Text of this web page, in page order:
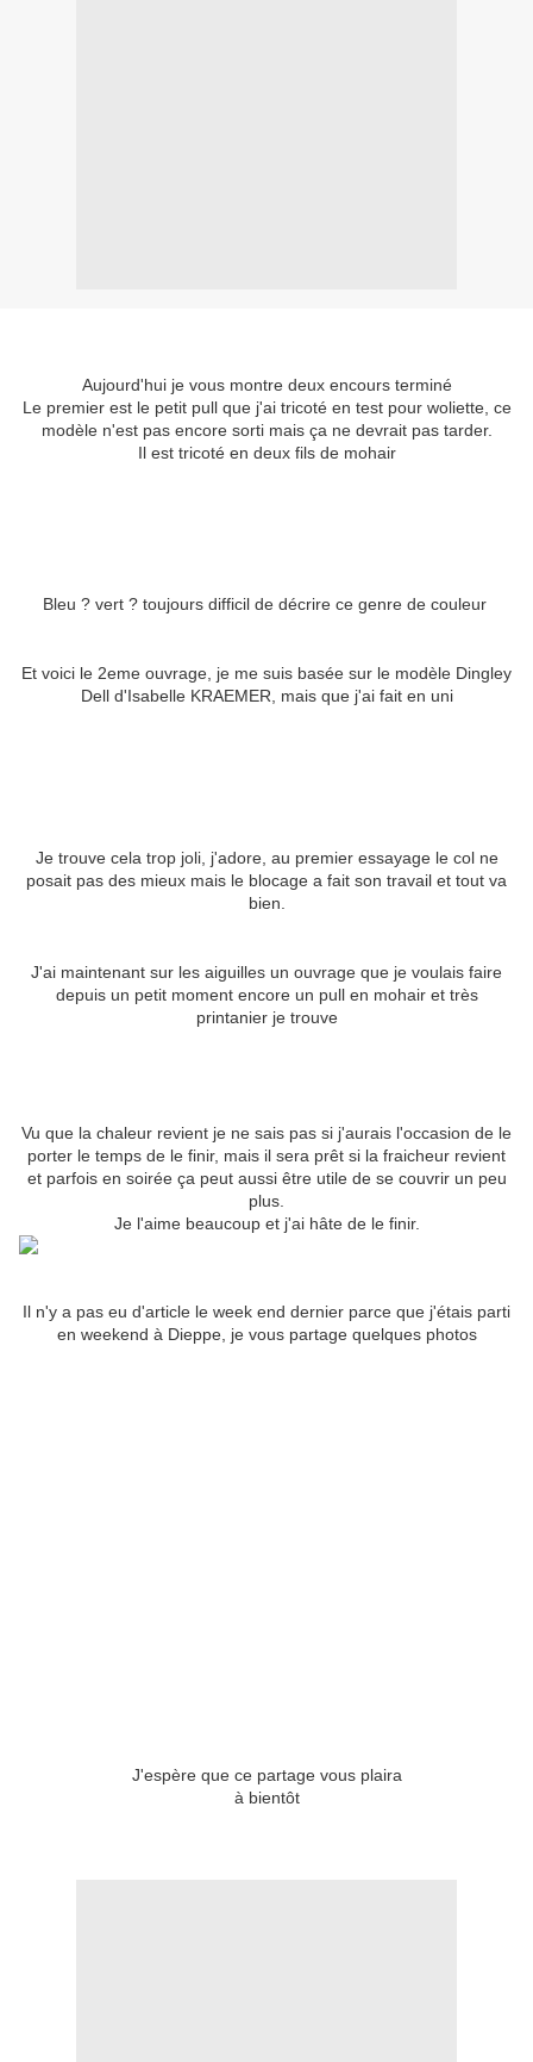
Aujourd'hui je vous montre deux encours terminé
Le premier est le petit pull que j'ai tricoté en test pour woliette, ce
modèle n'est pas encore sorti mais ça ne devrait pas tarder.
Il est tricoté en deux fils de mohair
Bleu ? vert ? toujours difficil de décrire ce genre de couleur
Et voici le 2eme ouvrage, je me suis basée sur le modèle Dingley
Dell d'Isabelle KRAEMER, mais que j'ai fait en uni
Je trouve cela trop joli, j'adore, au premier essayage le col ne
posait pas des mieux mais le blocage a fait son travail et tout va
bien.
J'ai maintenant sur les aiguilles un ouvrage que je voulais faire
depuis un petit moment encore un pull en mohair et très
printanier je trouve
Vu que la chaleur revient je ne sais pas si j'aurais l'occasion de le
porter le temps de le finir, mais il sera prêt si la fraicheur revient
et parfois en soirée ça peut aussi être utile de se couvrir un peu
plus.
Je l'aime beaucoup et j'ai hâte de le finir.
Il n'y a pas eu d'article le week end dernier parce que j'étais parti
en weekend à Dieppe, je vous partage quelques photos
J'espère que ce partage vous plaira
à bientôt